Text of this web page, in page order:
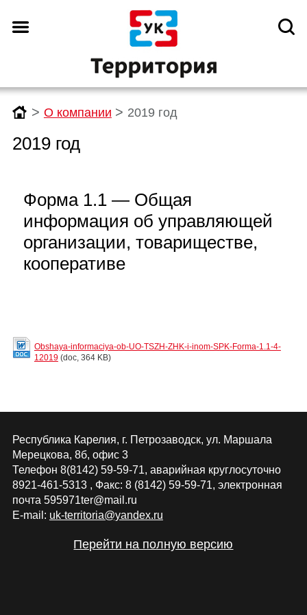
> О компании > 2019 год
2019 год
Форма 1.1 — Общая
информация об управляющей
организации, товариществе,
кооперативе
Obshaya-informaciya-ob-UO-TSZH-ZHK-i-inom-SPK-Forma-1.1-4-
12019 (doc, 364 KB)
Республика Карелия, г. Петрозаводск, ул. Маршала
Мерецкова, 8б, офис 3
Телефон 8(8142) 59-59-71, аварийная круглосуточно
8921-461-5313 , Факс: 8 (8142) 59-59-71, электронная
почта 595971ter@mail.ru
E-mail: uk-territoria@yandex.ru
Перейти на полную версию